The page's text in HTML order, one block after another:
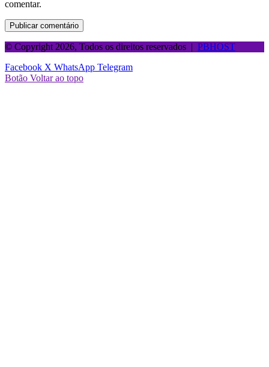
comentar.
© Copyright 2026, Todos os direitos reservados | PBHOST
Facebook X WhatsApp Telegram
Botão Voltar ao topo